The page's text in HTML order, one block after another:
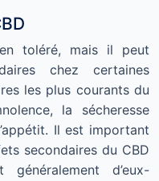
toléré, mais il peut
chez certaines
les plus courants du
la sécheresse
Il est important
secondaires du CBD
d’eux-